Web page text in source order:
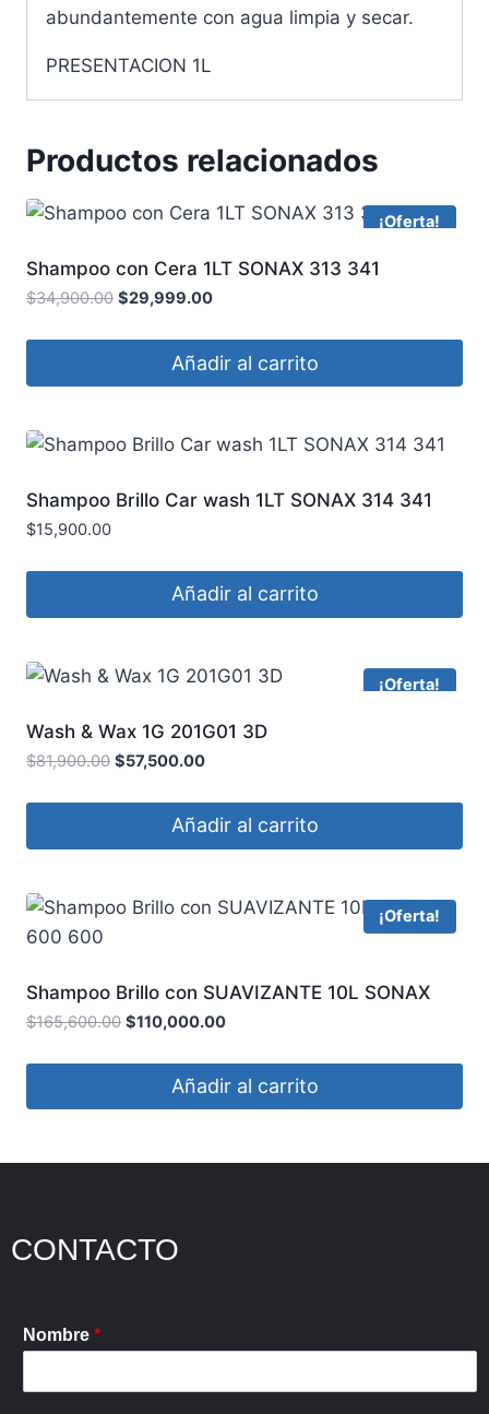
abundantemente con agua limpia y secar.
PRESENTACION 1L
Productos relacionados
¡Oferta!
Shampoo con Cera 1LT SONAX 313 341
$34,900.00 $29,999.00
Añadir al carrito
Shampoo Brillo Car wash 1LT SONAX 314 341
$15,900.00
Añadir al carrito
¡Oferta!
Wash & Wax 1G 201G01 3D
$81,900.00 $57,500.00
Añadir al carrito
¡Oferta!
Shampoo Brillo con SUAVIZANTE 10L SONAX
600 600
$165,600.00 $110,000.00
Añadir al carrito
CONTACTO
Nombre *